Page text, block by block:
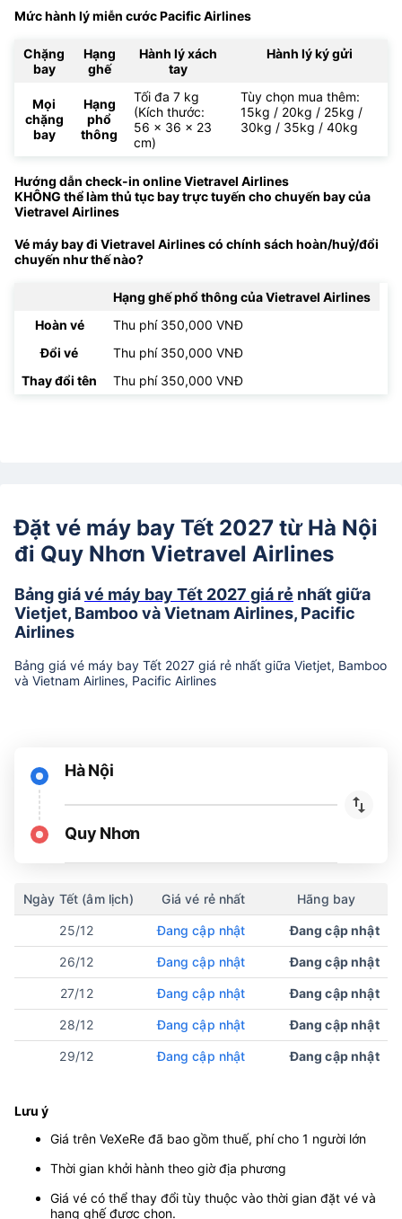
Mức hành lý miễn cước Pacific Airlines
Chặng
bay
Hạng
ghế
Hành lý xách
tay
Hành lý ký gửi
Mọi
chặng
bay
Hạng
phổ
thông
Tối đa 7 kg
(Kích thước:
56 x 36 x 23
cm)
Tùy chọn mua thêm:
15kg / 20kg / 25kg /
30kg / 35kg / 40kg
Hướng dẫn check-in online Vietravel Airlines
KHÔNG thể làm thủ tục bay trực tuyến cho chuyến bay của
Vietravel Airlines
Vé máy bay đi Vietravel Airlines có chính sách hoàn/huỷ/đổi
chuyến như thế nào?
Hạng ghế phổ thông của Vietravel Airlines
Hoàn vé
Thu phí 350,000 VNĐ
Đổi vé
Thu phí 350,000 VNĐ
Thay đổi tên
Thu phí 350,000 VNĐ
Đặt vé máy bay Tết 2027 từ Hà Nội
đi Quy Nhơn Vietravel Airlines
Bảng giávé máy bay Tết 2027 giá rẻ nhất giữa
Vietjet, Bamboo và Vietnam Airlines, Pacific
Airlines
Bảng giá vé máy bay Tết 2027 giá rẻ nhất giữa Vietjet, Bamboo
và Vietnam Airlines, Pacific Airlines
Hà Nội
Quy Nhơn
Ngày Tết (âm lịch) Giá vé rẻ nhất Hãng bay
25/12 Đang cập nhật Đang cập nhật
26/12 Đang cập nhật Đang cập nhật
27/12 Đang cập nhật Đang cập nhật
28/12 Đang cập nhật Đang cập nhật
29/12 Đang cập nhật Đang cập nhật
Lưu ý
Giá trên VeXeRe đã bao gồm thuế, phí cho 1 người lớn
Thời gian khởi hành theo giờ địa phương
Giá vé có thể thay đổi tùy thuộc vào thời gian đặt vé và
hạng ghế được chọn.